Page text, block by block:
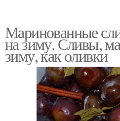
Маринованные
на зиму. Сливы,
зиму, как оливки